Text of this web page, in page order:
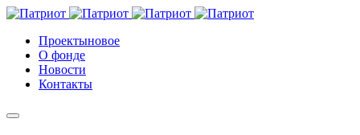
Проектыновое
О фонде
Новости
Контакты